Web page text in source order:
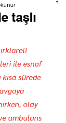
taşlı
ile esnaf
sürede
olay
ambulans